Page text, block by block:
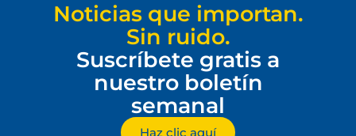
Noticias que importan.
Sin ruido.
Suscríbete gratis a
nuestro boletín
semanal
Haz clic aquí